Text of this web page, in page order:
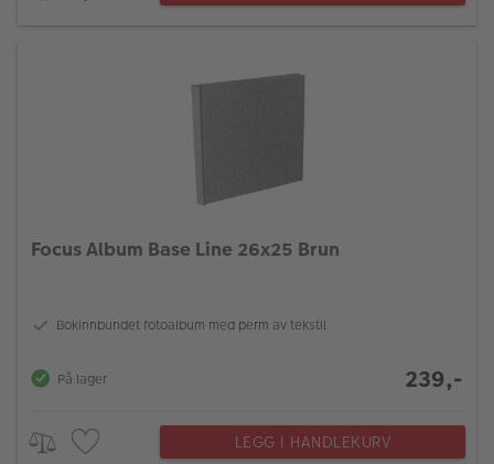
Focus Album Base Line 26x25 Brun
Bokinnbundet fotoalbum med perm av tekstil
På lager 239,-
LEGG I HANDLEKURV